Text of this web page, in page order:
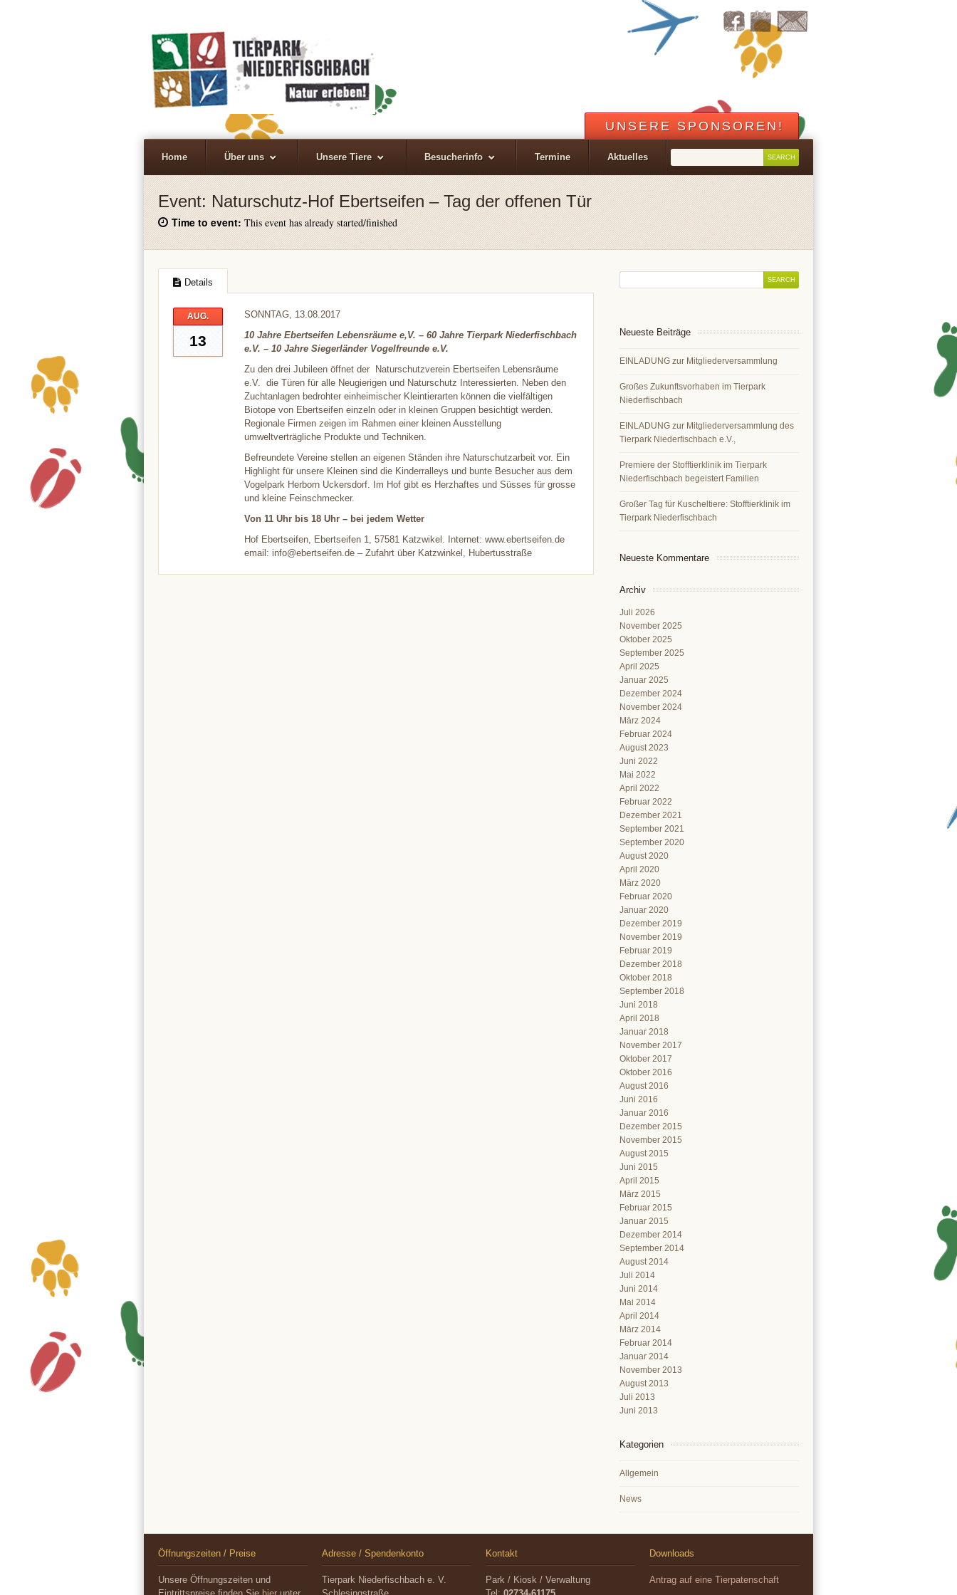
UNSERE SPONSOREN!
Home Über uns Unsere Tiere Besucherinfo Termine Aktuelles
Event:Naturschutz-Hof Ebertseifen – Tag der offenen Tür
Time to event:This event has already started/finished
Details
AUG.
13
SONNTAG, 13.08.2017
10 Jahre Ebertseifen Lebensräume e,V. – 60 Jahre Tierpark Niederfischbach
e.V. – 10 Jahre Siegerländer Vogelfreunde e.V.
Zu den drei Jubileen öffnet der Naturschutzverein Ebertseifen Lebensräume
e.V. die Türen für alle Neugierigen und Naturschutz Interessierten. Neben den
Zuchtanlagen bedrohter einheimischer Kleintierarten können die vielfältigen
Biotope von Ebertseifen einzeln oder in kleinen Gruppen besichtigt werden.
Regionale Firmen zeigen im Rahmen einer kleinen Ausstellung
umweltverträgliche Produkte und Techniken.
Befreundete Vereine stellen an eigenen Ständen ihre Naturschutzarbeit vor. Ein
Highlight für unsere Kleinen sind die Kinderralleys und bunte Besucher aus dem
Vogelpark Herborn Uckersdorf. Im Hof gibt es Herzhaftes und Süsses für grosse
und kleine Feinschmecker.
Von 11 Uhr bis 18 Uhr – bei jedem Wetter
Hof Ebertseifen, Ebertseifen 1, 57581 Katzwikel. Internet: www.ebertseifen.de
email: info@ebertseifen.de – Zufahrt über Katzwinkel, Hubertusstraße
Neueste Beiträge
EINLADUNG zur Mitgliederversammlung
Großes Zukunftsvorhaben im Tierpark
Niederfischbach
EINLADUNG zur Mitgliederversammlung des
Tierpark Niederfischbach e.V.,
Premiere der Stofftierklinik im Tierpark
Niederfischbach begeistert Familien
Großer Tag für Kuscheltiere: Stofftierklinik im
Tierpark Niederfischbach
Neueste Kommentare
Archiv
Juli 2026
November 2025
Oktober 2025
September 2025
April 2025
Januar 2025
Dezember 2024
November 2024
März 2024
Februar 2024
August 2023
Juni 2022
Mai 2022
April 2022
Februar 2022
Dezember 2021
September 2021
September 2020
August 2020
April 2020
März 2020
Februar 2020
Januar 2020
Dezember 2019
November 2019
Februar 2019
Dezember 2018
Oktober 2018
September 2018
Juni 2018
April 2018
Januar 2018
November 2017
Oktober 2017
Oktober 2016
August 2016
Juni 2016
Januar 2016
Dezember 2015
November 2015
August 2015
Juni 2015
April 2015
März 2015
Februar 2015
Januar 2015
Dezember 2014
September 2014
August 2014
Juli 2014
Juni 2014
Mai 2014
April 2014
März 2014
Februar 2014
Januar 2014
November 2013
August 2013
Juli 2013
Juni 2013
Kategorien
Allgemein
News
Öffnungszeiten / Preise
Unsere Öffnungszeiten und
Adresse / Spendenkonto
Tierpark Niederfischbach e. V.
Kontakt
Park / Kiosk / Verwaltung
Downloads
Antrag auf eine Tierpatenschaft